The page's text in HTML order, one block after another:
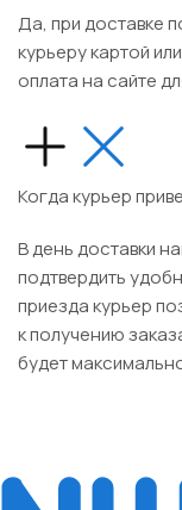
Да, при доставке
курьерукартойили
оплата на сайте
Когда курьер
В день доставки
подтвердить
приезда курьер
к получению
будет